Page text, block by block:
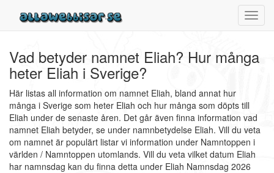
Vad betyder namnet Eliah? Hur många
heter Eliah i Sverige?
Här listas all information om namnet Eliah, bland annat hur
många i Sverige som heter Eliah och hur många som döpts till
Eliah under de senaste åren. Det går även finna information vad
namnet Eliah betyder, se under namnbetydelse Eliah. Vill du veta
om namnet är populärt listar vi information under Namntoppen i
världen / Namntoppen utomlands. Vill du veta vilket datum Eliah
har namnsdag kan du finna detta under Eliah Namnsdag 2026